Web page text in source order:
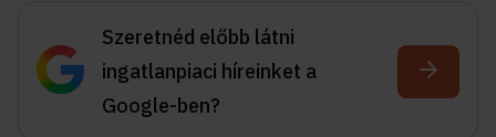
Szeretnéd előbb látni
ingatlanpiaci híreinket a
Google-ben?